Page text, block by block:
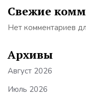
Свежие
Нет комментариев
Архивы
Август 2026
Июль 2026